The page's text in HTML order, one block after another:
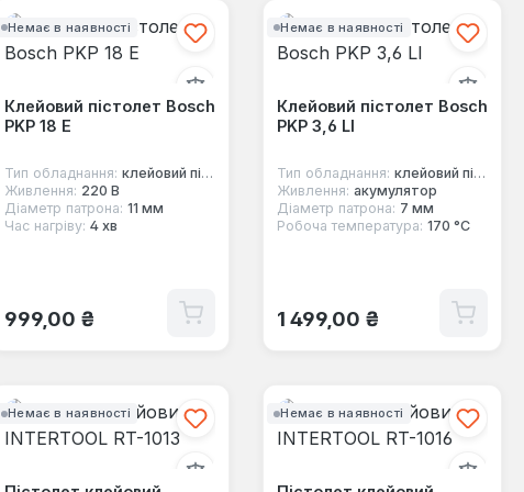
Немає в наявності
Клейовий пістолет Bosch
PKP 18 E
Тип обладнання: клейовий пістолет
Живлення: 220 В
Діаметр патрона: 11 мм
Час нагріву: 4 хв
Звичайна ціна:
999,00 ₴
Немає в наявності
Клейовий пістолет Bosch
PKP 3,6 LI
Тип обладнання: клейовий пістолет
Живлення: акумулятор
Діаметр патрона: 7 мм
Робоча температура: 170 °С
Звичайна ціна:
1 499,00 ₴
Немає в наявності Немає в наявності